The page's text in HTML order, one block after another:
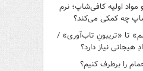
اولیه کافی‌شاپ؛ نرم
چه کمکی می‌کند؟
تا «تریبونِ تاب‌آوری» /
هیجانی نیاز دارد؟
را برطرف کنیم؟